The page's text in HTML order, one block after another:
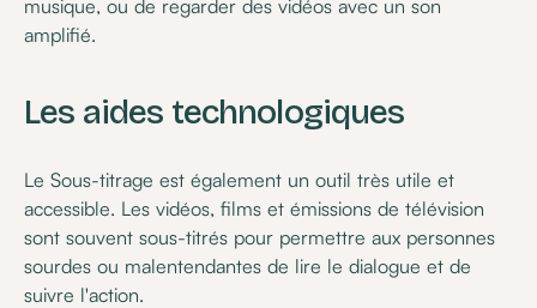
musique, ou de regarder des vidéos avec un son
amplifié.
Les aides technologiques
Le Sous-titrage est également un outil très utile et
accessible. Les vidéos, films et émissions de télévision
sont souvent sous-titrés pour permettre aux personnes
sourdes ou malentendantes de lire le dialogue et de
suivre l'action.